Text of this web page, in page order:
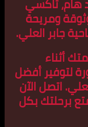
ومريحة
جابر العلي.
أثناء
لتوفير أفضل
اتصل الآن
واستمتع برحلتك بكل